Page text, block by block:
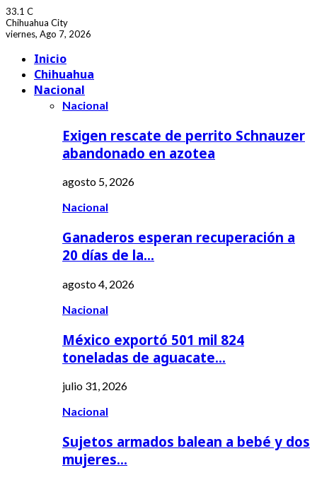
33.1 C
Chihuahua City
viernes, Ago 7, 2026
Inicio
Chihuahua
Nacional
Nacional
Exigen rescate de perrito Schnauzer
abandonado en azotea
agosto 5, 2026
Nacional
Ganaderos esperan recuperación a
20 días de la…
agosto 4, 2026
Nacional
México exportó 501 mil 824
toneladas de aguacate…
julio 31, 2026
Nacional
Sujetos armados balean a bebé y dos
mujeres…